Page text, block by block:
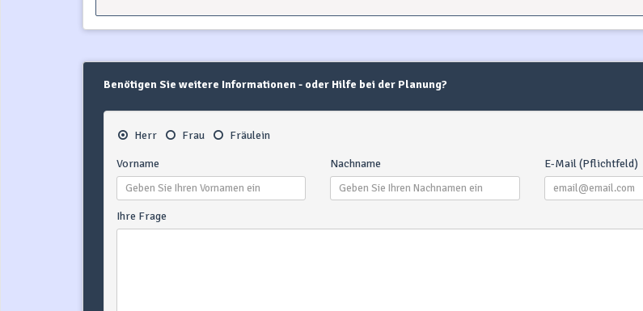
Benötigen Sie weitere Informationen - oder Hilfe bei der Planung?
Herr Frau Fräulein
Vorname Nachname E-Mail (Pflichtfeld)
Ihre Frage